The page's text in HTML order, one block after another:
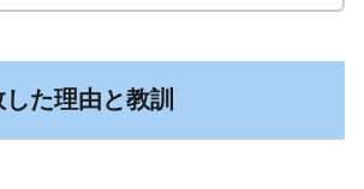
た理由と教訓